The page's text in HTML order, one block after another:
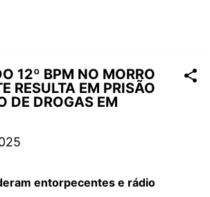
12º BPM NO MORRO
RESULTA EM PRISÃO
DE DROGAS EM
entorpecentes e rádio